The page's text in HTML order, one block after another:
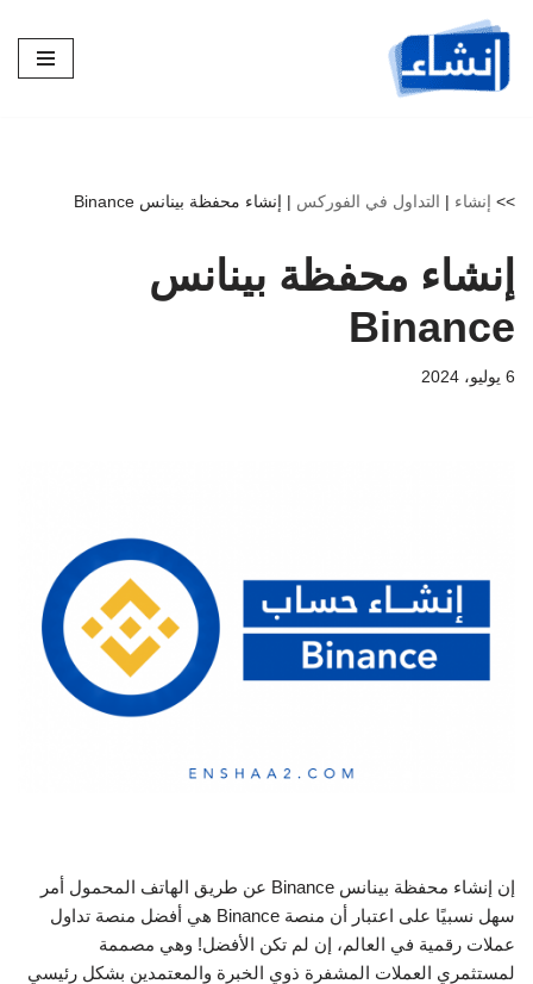
تخطى
إلى
>> إنشاء | التداول في الفوركس | إنشاء محفظة بينانس Binance
إنشاء محفظة بينانس
Binance
6 يوليو، 2024
إن إنشاء محفظة بينانس Binance عن طريق الهاتف المحمول أمر
سهل نسبيًا على اعتبار أن منصة Binance هي أفضل منصة تداول
عملات رقمية في العالم، إن لم تكن الأفضل! وهي مصممة
لمستثمري العملات المشفرة ذوي الخبرة والمعتمدين بشكل رئيسي